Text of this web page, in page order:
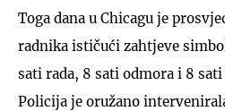
Toga dana u Chicagu je
radnika ističući zahtjeve
sati rada, 8 sati odmora i 8
Policija je oružano